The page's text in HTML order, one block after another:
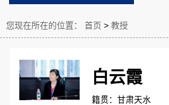
您现在所在的位置： 首页 > 教授
白云霞
籍贯：甘肃天水